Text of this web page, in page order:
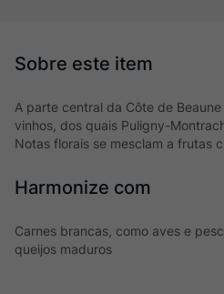
A parte central da Côte de
vinhos, dos quais Puligny-
Notas florais se mesclam a frutas
Harmonize com
Carnes brancas, como aves e
queijos maduros